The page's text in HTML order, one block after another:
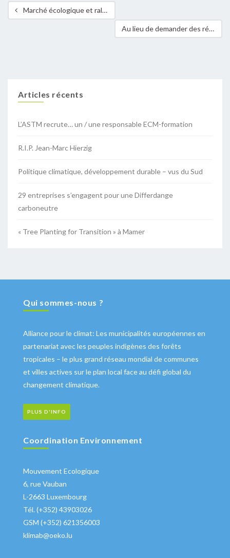
Marché écologique et rallye régional à vélo à Steinsel
Au lieu de demander des réponses claires, il faut exiger l’arrêt de la centrale nucléaire Cattenom!
Articles récents
L’ASTM recrute… un / une responsable ECM-formation
R.I.P. Jean-Marc Hierzig
Politique climatique, développement durable – vus du Sud
29 entreprises s’engagent pour une Differdange
carboneutre
« Tree Planting for Transition » à Mamer
Qui sommes-nous ?
Alliance pour le climat: Les municipalités européennes en
partenariat avec les peuples indigènes des forêts
tropicales – le plus grand réseau mondial de communes
et villes actives sur le plan local face au défi global du
changement climatique.
PLUS D'INFO
Coordination Environnement
Mouvement Ecologique
6, rue Vauban
L-2663 Luxembourg
Tél. (+352) 43903026
GSM (+352) 621356003
klimab@oeko.lu